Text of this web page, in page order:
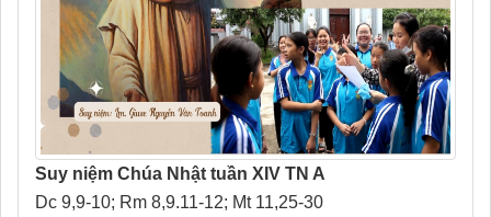
Suy niệm Chúa Nhật tuần XIV TN A
Dc 9,9-10; Rm 8,9.11-12; Mt 11,25-30